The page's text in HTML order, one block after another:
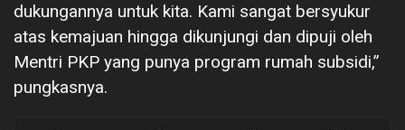
dukungannya untuk kita. Kami sangat bersyukur
atas kemajuan hingga dikunjungi dan dipuji oleh
Mentri PKP yang punya program rumah subsidi,”
pungkasnya.